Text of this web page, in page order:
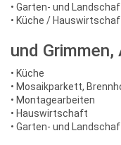
• Garten- und
• Küche /
und
• Küche
• Mosaikparkett,
• Montagearbeiten
• Hauswirtschaft
• Garten- und